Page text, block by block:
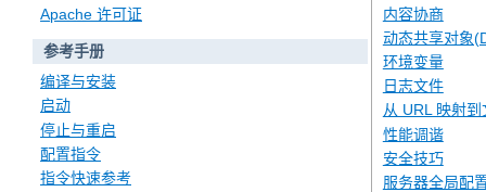
Apache 许可证
参考手册
编译与安装
启动
停止与重启
配置指令
指令快速参考
内容协商
动态共享对象
环境变量
日志文件
从 URL 映射
性能调谐
安全技巧
服务器全局配